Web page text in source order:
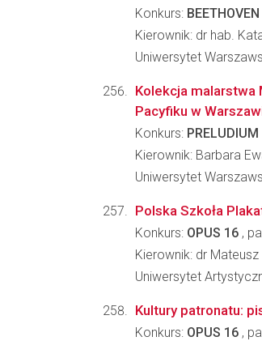
Konkurs:
Kierownik: dr hab.
Uniwersytet
Kolekcja malarstwa
Pacyfiku w
Konkurs:
Kierownik: Barbara
Uniwersytet
Polska Szkoła
Konkurs: OPUS 16 ,
Kierownik: dr
Uniwersytet
Kultury patronatu:
Konkurs: OPUS 16 ,